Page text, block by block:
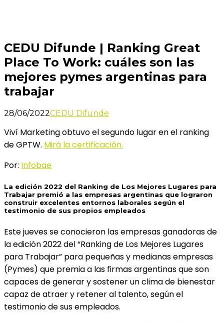
CEDU Difunde | Ranking Great
Place To Work: cuáles son las
mejores pymes argentinas para
trabajar
28/06/2022CEDU Difunde
Viví Marketing obtuvo el segundo lugar en el ranking
de GPTW. Mirá la certificación.
Por: Infobae
La edición 2022 del Ranking de Los Mejores Lugares para
Trabajar premió a las empresas argentinas que lograron
construir excelentes entornos laborales según el
testimonio de sus propios empleados
Este jueves se conocieron las empresas ganadoras de
la edición 2022 del “Ranking de Los Mejores Lugares
para Trabajar” para pequeñas y medianas empresas
(Pymes) que premia a las firmas argentinas que son
capaces de generar y sostener un clima de bienestar
capaz de atraer y retener al talento, según el
testimonio de sus empleados.